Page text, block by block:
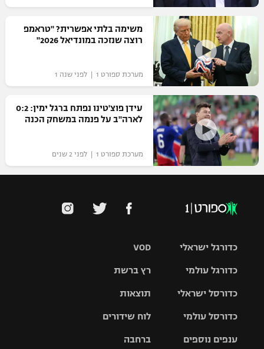
משימה בלתי אפשרית? "טראמפ
רוצה שנזכה במונדיאל 2026"
מערכת ספורט 1 | לפני שנה 1
עידן פוצ'טינו נפתח ברגל ימין: 0:2
לארה"ב על פנמה במשחק הכנה
מערכת ספורט 1 | לפני 2 שנים
VOD
רץ ברשת
תוצאות
לוח שידורים
ברחבה
כדורגל ישראלי
גביע הטוטו
כדורגל עולמי
האלופות
ליגה
כדורסל ישראלי
סל
כדורסל עולמי
ענפים נוספים